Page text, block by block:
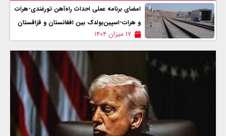
امضای برنامه عملی احداث راه‌آهن تورغندی‑هرات
و هرات‑اسپین‌بولدک بین افغانستان و قزاقستان
۱۷ میزان ۱۴۰۴